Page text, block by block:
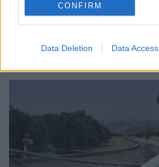
CONFIRM
Data Deletion Data Access
ΥΓΕΊΑ 06/08/2026 - 21:22
επτά νέες εισαγωγές για κάθε ιό